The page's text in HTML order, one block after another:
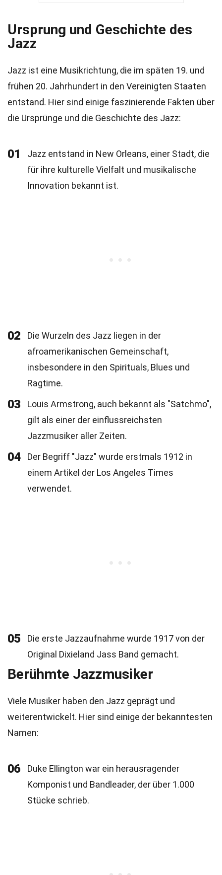
Ursprung und Geschichte des
Jazz
Jazz ist eine Musikrichtung, die im späten 19. und
frühen 20. Jahrhundert in den Vereinigten Staaten
entstand. Hier sind einige faszinierende Fakten über
die Ursprünge und die Geschichte des Jazz:
01
Jazz entstand in New Orleans, einer Stadt, die
für ihre kulturelle Vielfalt und musikalische
Innovation bekannt ist.
02
Die Wurzeln des Jazz liegen in der
afroamerikanischen Gemeinschaft,
insbesondere in den Spirituals, Blues und
Ragtime.
03
Louis Armstrong, auch bekannt als "Satchmo",
gilt als einer der einflussreichsten
Jazzmusiker aller Zeiten.
04
Der Begriff "Jazz" wurde erstmals 1912 in
einem Artikel der Los Angeles Times
verwendet.
05
Die erste Jazzaufnahme wurde 1917 von der
Original Dixieland Jass Band gemacht.
Berühmte Jazzmusiker
Viele Musiker haben den Jazz geprägt und
weiterentwickelt. Hier sind einige der bekanntesten
Namen:
06
Duke Ellington war ein herausragender
Komponist und Bandleader, der über 1.000
Stücke schrieb.